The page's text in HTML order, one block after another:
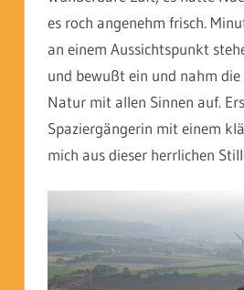
es roch angenehm frisch.
an einem Aussichtspunkt
und bewußt ein und nahm die
Natur mit allen Sinnen auf.
Spaziergängerin mit einem
mich aus dieser herrlichen